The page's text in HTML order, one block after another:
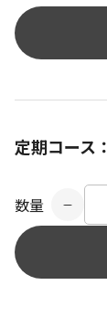
定期コース：
数量